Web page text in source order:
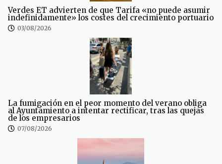
Verdes ET advierten de que Tarifa «no puede asumir
indefinidamente» los costes del crecimiento portuario
03/08/2026
La fumigación en el peor momento del verano obliga
al Ayuntamiento a intentar rectificar, tras las quejas
de los empresarios
07/08/2026